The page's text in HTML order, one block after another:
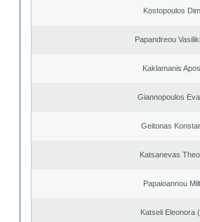
Kostopoulos
Papandreou
Kaklamanis
Giannopoulos
Geitonas
Katsanevas
Papaioannou
Katseli Eleonora